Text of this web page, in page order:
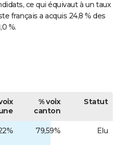
ce qui équivaut à un taux
français a acquis 24,8 % des
%.
% voix
canton
Statut
79,59% Elu